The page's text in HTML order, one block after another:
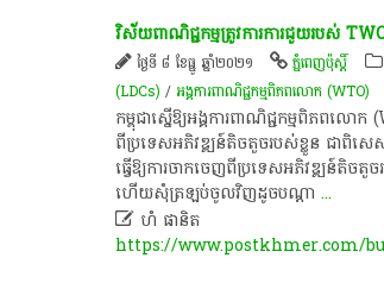
វិស័យ​ពាណិជ្ជកម្ម​ត្រូវការ​ការជួយ​របស់
ថ្ងៃទី ៨ ខែធ្នូ ឆ្នាំ២០២១ ភ្នំពេញប៉ុស្តិ៍
(LDCs) /អង្គការ​ពាណិជ្ជកម្ម​ពិភពលោក (WTO) ​
កម្ពុជា​ស្នើឱ្យ​អង្គការ​ពាណិជ្ជកម្ម​ពិភពល
ពី​ប្រទេស​អភិវឌ្ឍន៍​តិចតួច​របស់ខ្លួន ជាពិស
ធ្វើឱ្យ​ការចាកចេញ​ពី​ប្រទេស​អភិវឌ្ឍន៍​តិច
ហើយ​សុំ​ត្រឡប់​ចូល​វិញ​ដូច​បណ្តា ...
ហំ ផានិត
https://www.postkhmer.com/